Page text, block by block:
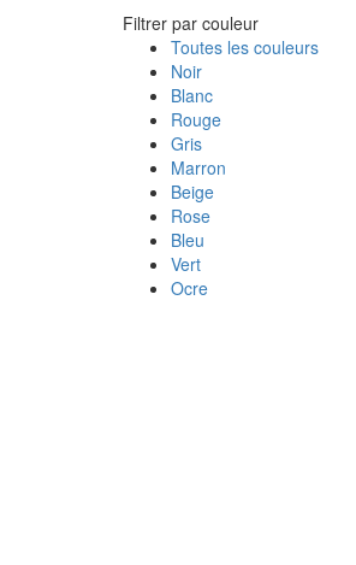
Filtrer par couleur
Toutes les couleurs
Noir
Blanc
Rouge
Gris
Marron
Beige
Rose
Bleu
Vert
Ocre